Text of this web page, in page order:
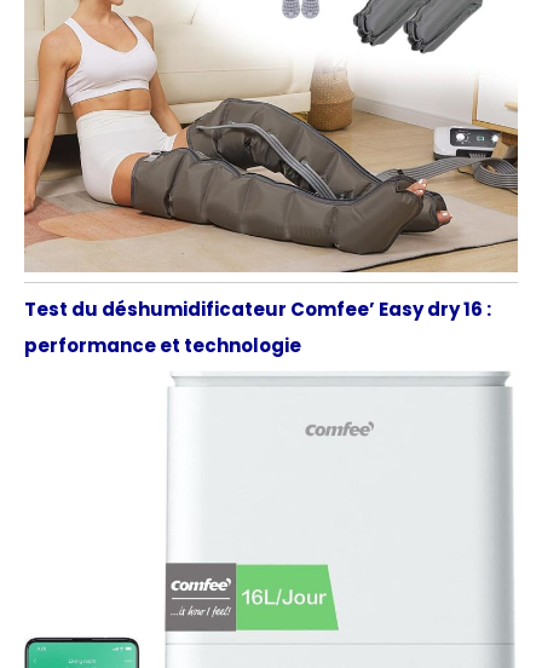
Test du déshumidificateur Comfee’ Easy dry 16 :
performance et technologie